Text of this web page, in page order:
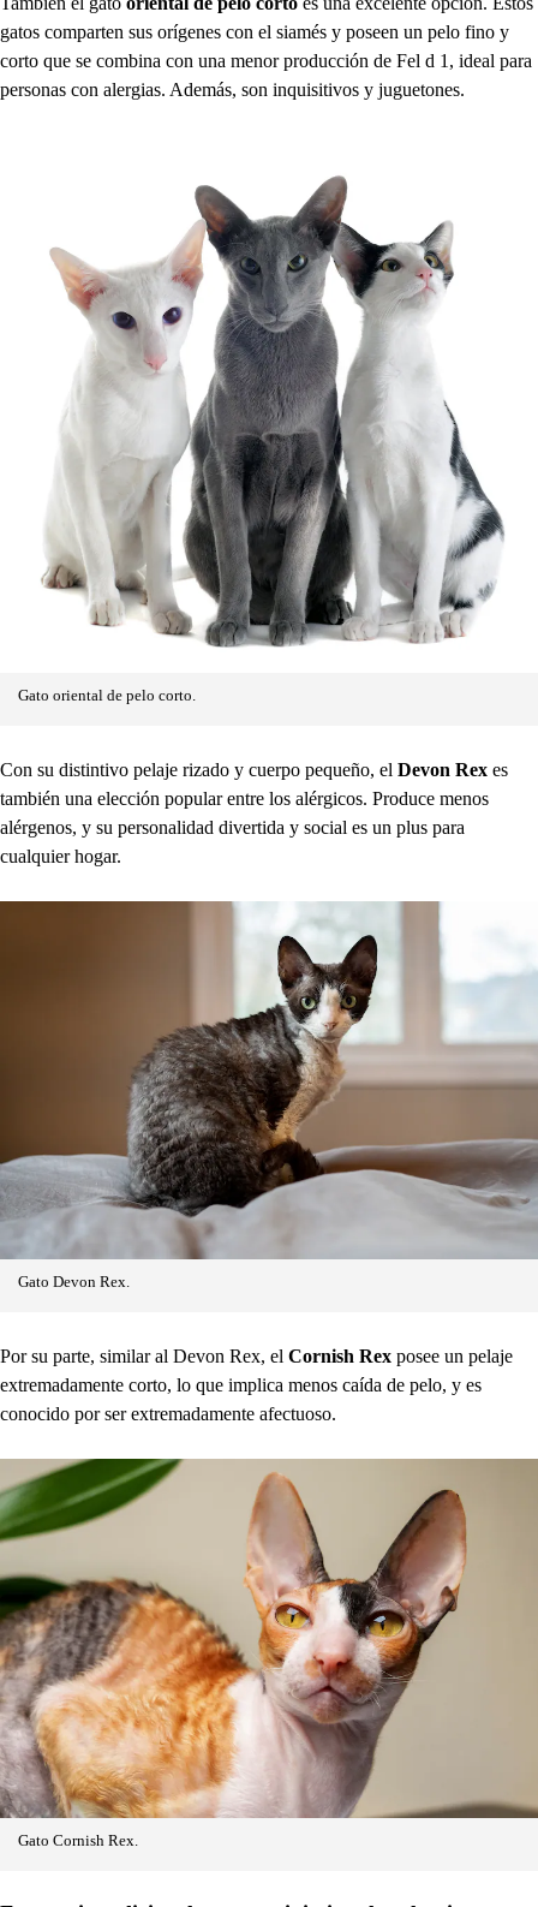
gatos comparten sus orígenes con el siamés y poseen un pelo fino y
corto que se combina con una menor producción de Fel d 1, ideal para
personas con alergias. Además, son inquisitivos y juguetones.
Gato oriental de pelo corto.
Con su distintivo pelaje rizado y cuerpo pequeño, el Devon Rex es
también una elección popular entre los alérgicos. Produce menos
alérgenos, y su personalidad divertida y social es un plus para
cualquier hogar.
Gato Devon Rex.
Por su parte, similar al Devon Rex, el Cornish Rex posee un pelaje
extremadamente corto, lo que implica menos caída de pelo, y es
conocido por ser extremadamente afectuoso.
Gato Cornish Rex.